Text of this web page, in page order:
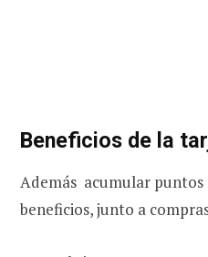
Beneficios de la
Además acumular puntos
beneficios, junto a